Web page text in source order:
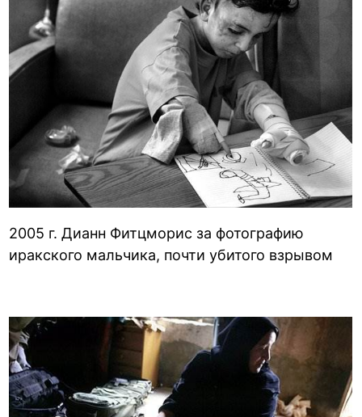
2005 г. Дианн Фитцморис за фотографию
иракского мальчика, почти убитого взрывом